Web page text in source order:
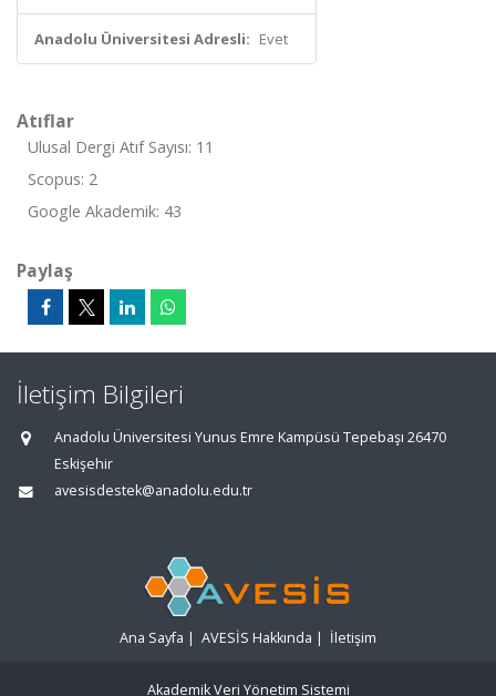
Anadolu Üniversitesi Adresli: Evet
Atıflar
Ulusal Dergi Atıf Sayısı: 11
Scopus: 2
Google Akademik: 43
Paylaş
İletişim Bilgileri
Anadolu Üniversitesi Yunus Emre Kampüsü Tepebaşı 26470
Eskişehir
avesisdestek@anadolu.edu.tr
Ana Sayfa | AVESİS Hakkında | İletişim
Akademik Veri Yönetim Sistemi